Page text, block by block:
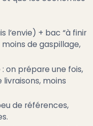
l’envie) + bac “à finir
de gaspillage,
on prépare une fois,
moins
de références,